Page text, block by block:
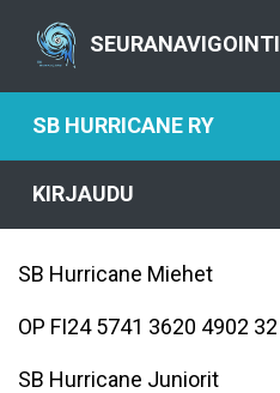
SEURANAVIGOINTI
SB HURRICANE RY
KIRJAUDU
SB Hurricane Miehet
OP FI24 5741 3620 4902 32
SB Hurricane Juniorit